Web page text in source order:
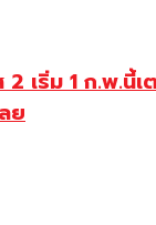
เริ่ม 1 ก.พ.นี้เ
ย